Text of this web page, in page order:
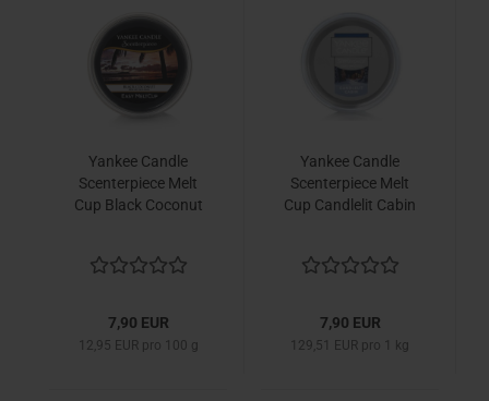
Yankee Candle
Scenterpiece Melt
Cup Black Coconut
7,90 EUR
12,95 EUR pro 100 g
Yankee Candle
Scenterpiece Melt
Cup Candlelit Cabin
7,90 EUR
129,51 EUR pro 1 kg